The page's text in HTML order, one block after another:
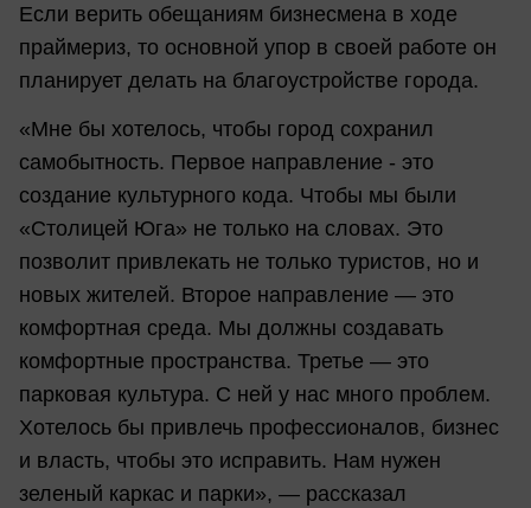
Если верить обещаниям бизнесмена в ходе
праймериз, то основной упор в своей работе он
планирует делать на благоустройстве города.
«Мне бы хотелось, чтобы город сохранил
самобытность. Первое направление - это
создание культурного кода. Чтобы мы были
«Столицей Юга» не только на словах. Это
позволит привлекать не только туристов, но и
новых жителей. Второе направление — это
комфортная среда. Мы должны создавать
комфортные пространства. Третье — это
парковая культура. С ней у нас много проблем.
Хотелось бы привлечь профессионалов, бизнес
и власть, чтобы это исправить. Нам нужен
зеленый каркас и парки», — рассказал